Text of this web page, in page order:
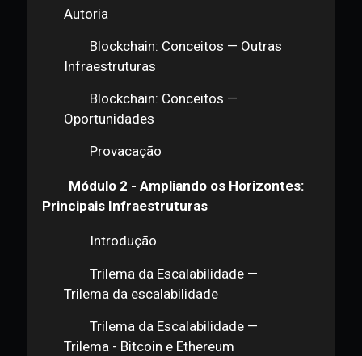
Blockchain: Conceitos —
Lançamentos de Informações em
Blockchains
Blockchain: Conceitos —
Blockchain é Uma Grande Base de
Autoria
Infraestruturas
Blockchain: Conceitos —
Provacação